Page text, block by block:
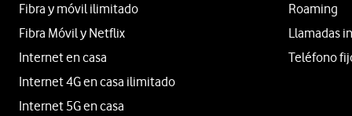
Fibra y móvil ilimitado
Fibra Móvil y Netflix
Internet en casa
Internet 4G en casa ilimitado
Internet 5G en casa
Roaming
Llamadas
Teléfono